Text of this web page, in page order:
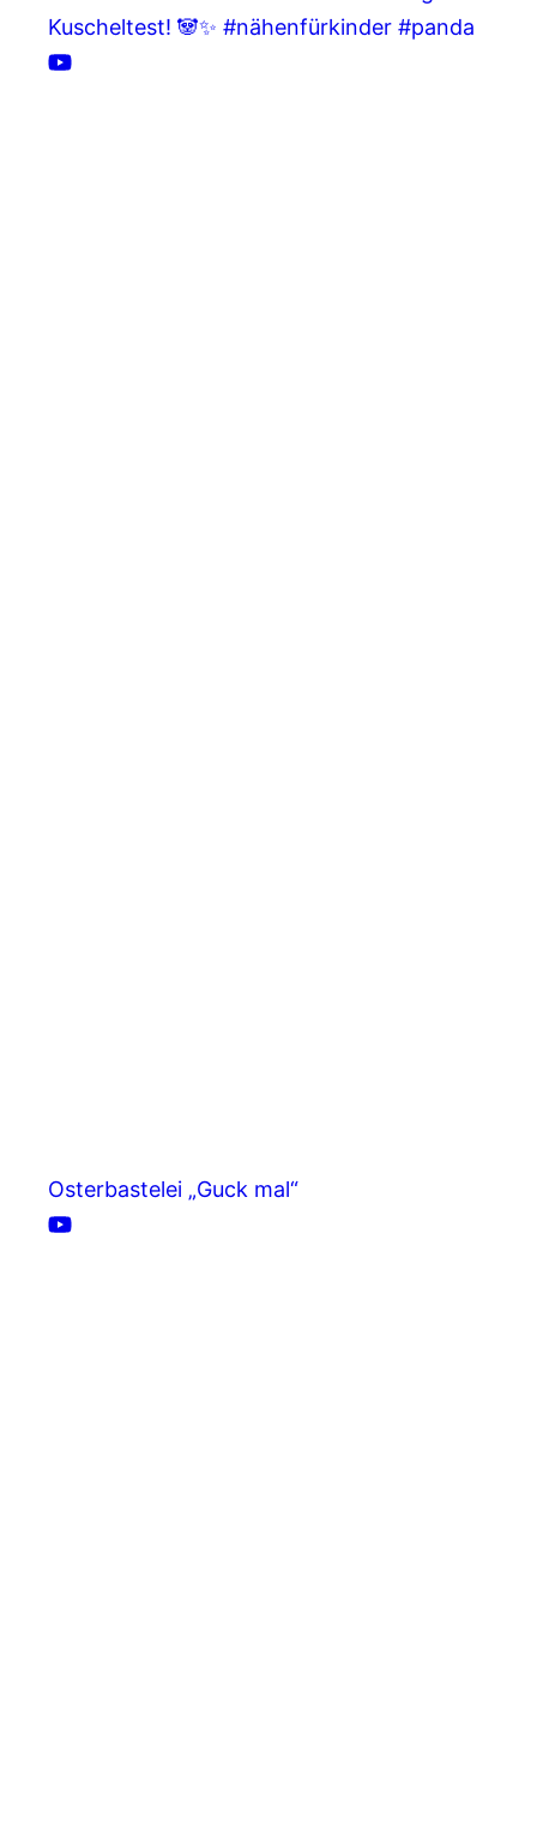
Kuscheltest! 🐼✨ #nähenfürkinder #panda
Osterbastelei „Guck mal“